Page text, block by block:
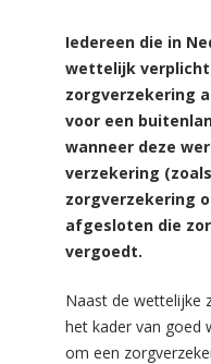
Iedereen die in
wettelijk verplicht
zorgverzekering
voor een
wanneer deze
verzekering
zorgverzekering
afgesloten die
vergoedt.
Naast de wettelijke
het kader van goed
om een